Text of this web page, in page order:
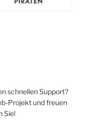
schnellen Support?
Projekt und freuen
Sie!